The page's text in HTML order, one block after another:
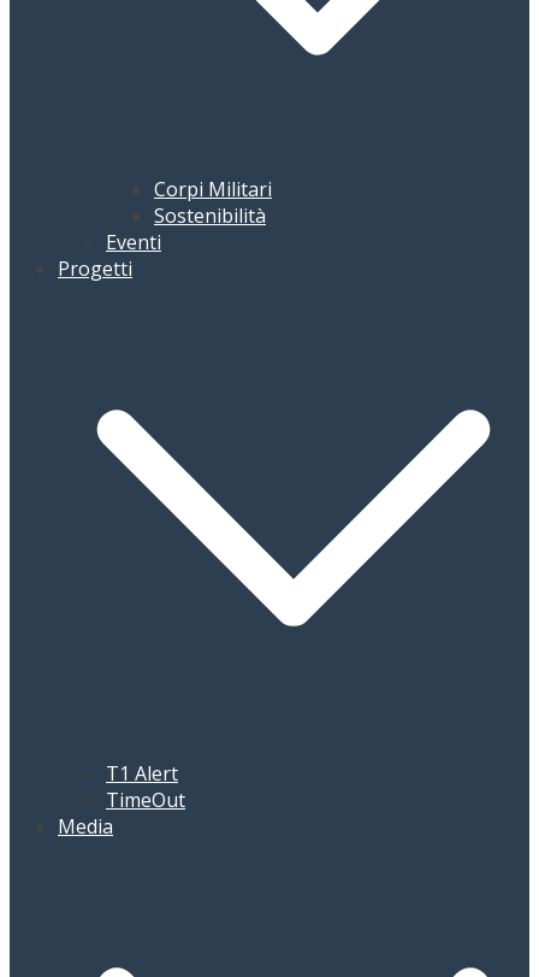
Corpi Militari
Sostenibilità
Eventi
Progetti
T1 Alert
TimeOut
Media